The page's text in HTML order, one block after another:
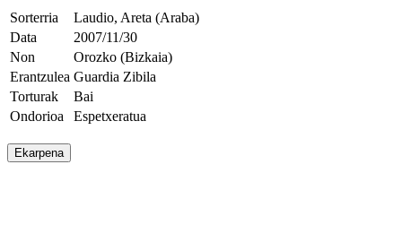
Sorterria
Laudio, Areta (Araba)
Data
2007/11/30
Non
Orozko (Bizkaia)
Erantzulea Guardia Zibila
Torturak
Bai
Ondorioa
Espetxeratua